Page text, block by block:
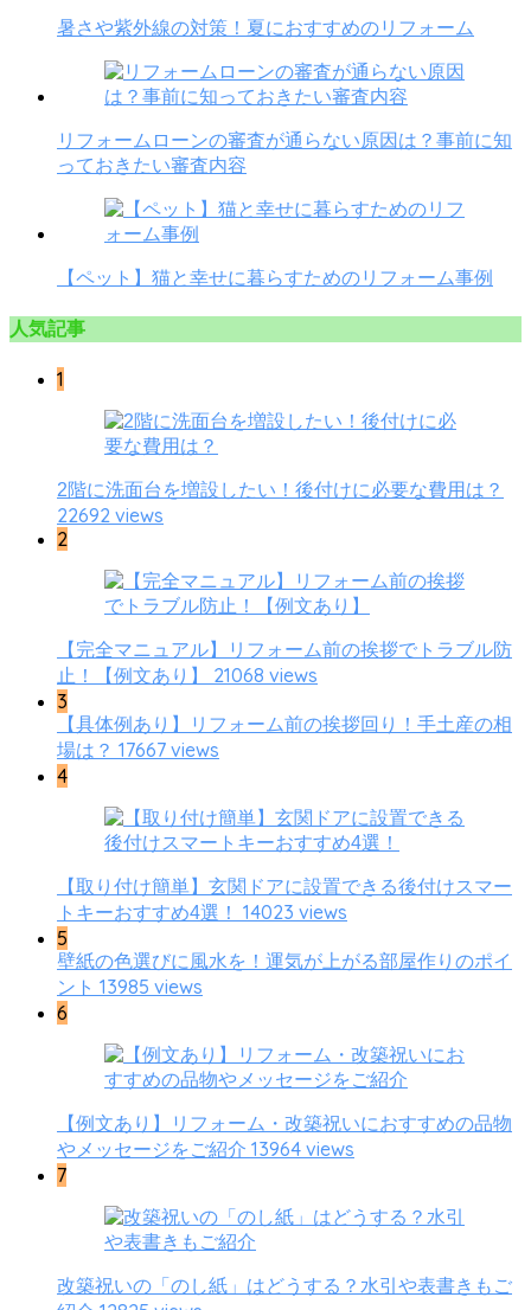
暑さや紫外線の対策！夏におすすめのリフォーム
リフォームローンの審査が通らない原因は？事前に知
っておきたい審査内容
【ペット】猫と幸せに暮らすためのリフォーム事例
人気記事
1
2階に洗面台を増設したい！後付けに必要な費用は？
22692 views
2
【完全マニュアル】リフォーム前の挨拶でトラブル防
止！【例文あり】 21068 views
3
【具体例あり】リフォーム前の挨拶回り！手土産の相
場は？ 17667 views
4
【取り付け簡単】玄関ドアに設置できる後付けスマー
トキーおすすめ4選！ 14023 views
5
壁紙の色選びに風水を！運気が上がる部屋作りのポイ
ント 13985 views
6
【例文あり】リフォーム・改築祝いにおすすめの品物
やメッセージをご紹介 13964 views
7
改築祝いの「のし紙」はどうする？水引や表書きもご